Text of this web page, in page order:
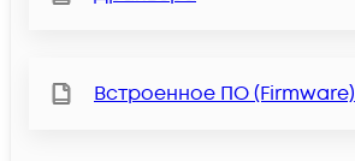
Встроенное ПО (Firmware)